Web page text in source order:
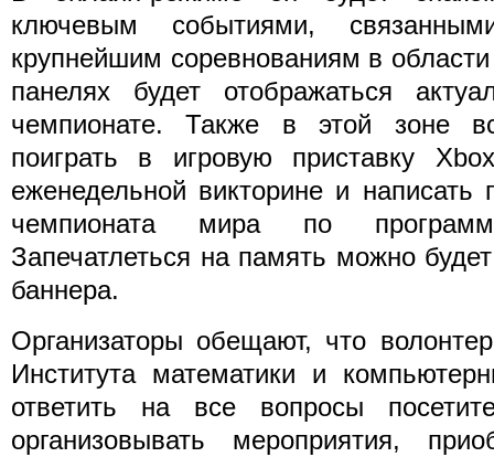
ключевым событиями,
крупнейшим соревнованиям в
панелях будет отображаться
чемпионате. Также в этой зоне
поиграть в игровую приставку
еженедельной викторине и написать
чемпионата мира по
Запечатлеться на память можно
баннера.
Организаторы обещают, что
Института математики и
ответить на все вопросы
организовывать мероприятия,